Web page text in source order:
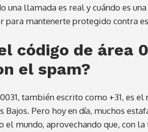
una llamada es real y cuándo es
para mantenerte protegido contra
código de área
el spam?
también escrito como +31, es
Bajos. Pero hoy en día, muchos
el mundo, aprovechando que, con la